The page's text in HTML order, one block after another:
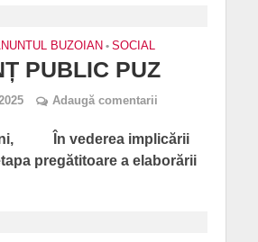
BUZOIAN • SOCIAL
PUBLIC PUZ
Adaugă comentarii
În vederea implicării
pregătitoare a elaborării